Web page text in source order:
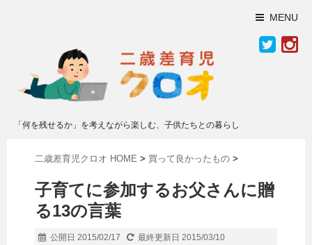
MENU
「何を残せるか」を考えながら楽しむ、子供たちとの暮らし
二歳差育児クロオ HOME > 買って良かったもの >
子育てに参加するお父さんに贈
る13の言葉
公開日 2015/02/17 最終更新日 2015/03/10